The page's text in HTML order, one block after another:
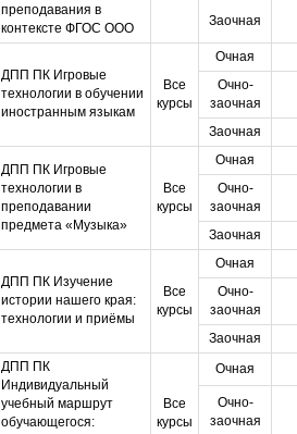
преподавания в
контексте ФГОС ООО
Заочная
ДПП ПК Игровые
технологии в обучении
иностранным языкам
Все
курсы
Очная
Очно-
заочная
Заочная
ДПП ПК Игровые
технологии в
преподавании
предмета «Музыка»
Все
курсы
Очная
Очно-
заочная
Заочная
ДПП ПК Изучение
истории нашего края:
технологии и приёмы
Все
курсы
Очная
Очно-
заочная
Заочная
ДПП ПК
Индивидуальный
учебный маршрут
обучающегося:
Все
курсы
Очная
Очно-
заочная